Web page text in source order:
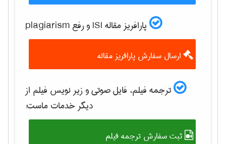
پارافریز مقاله ISI و رفع plagiarism
ارسال سفارش پارافریز مقاله
ترجمه فیلم، فایل صوتی و زیر نویس فیلم از
دیگر خدمات ماست:
ثبت سفارش ترجمه فیلم